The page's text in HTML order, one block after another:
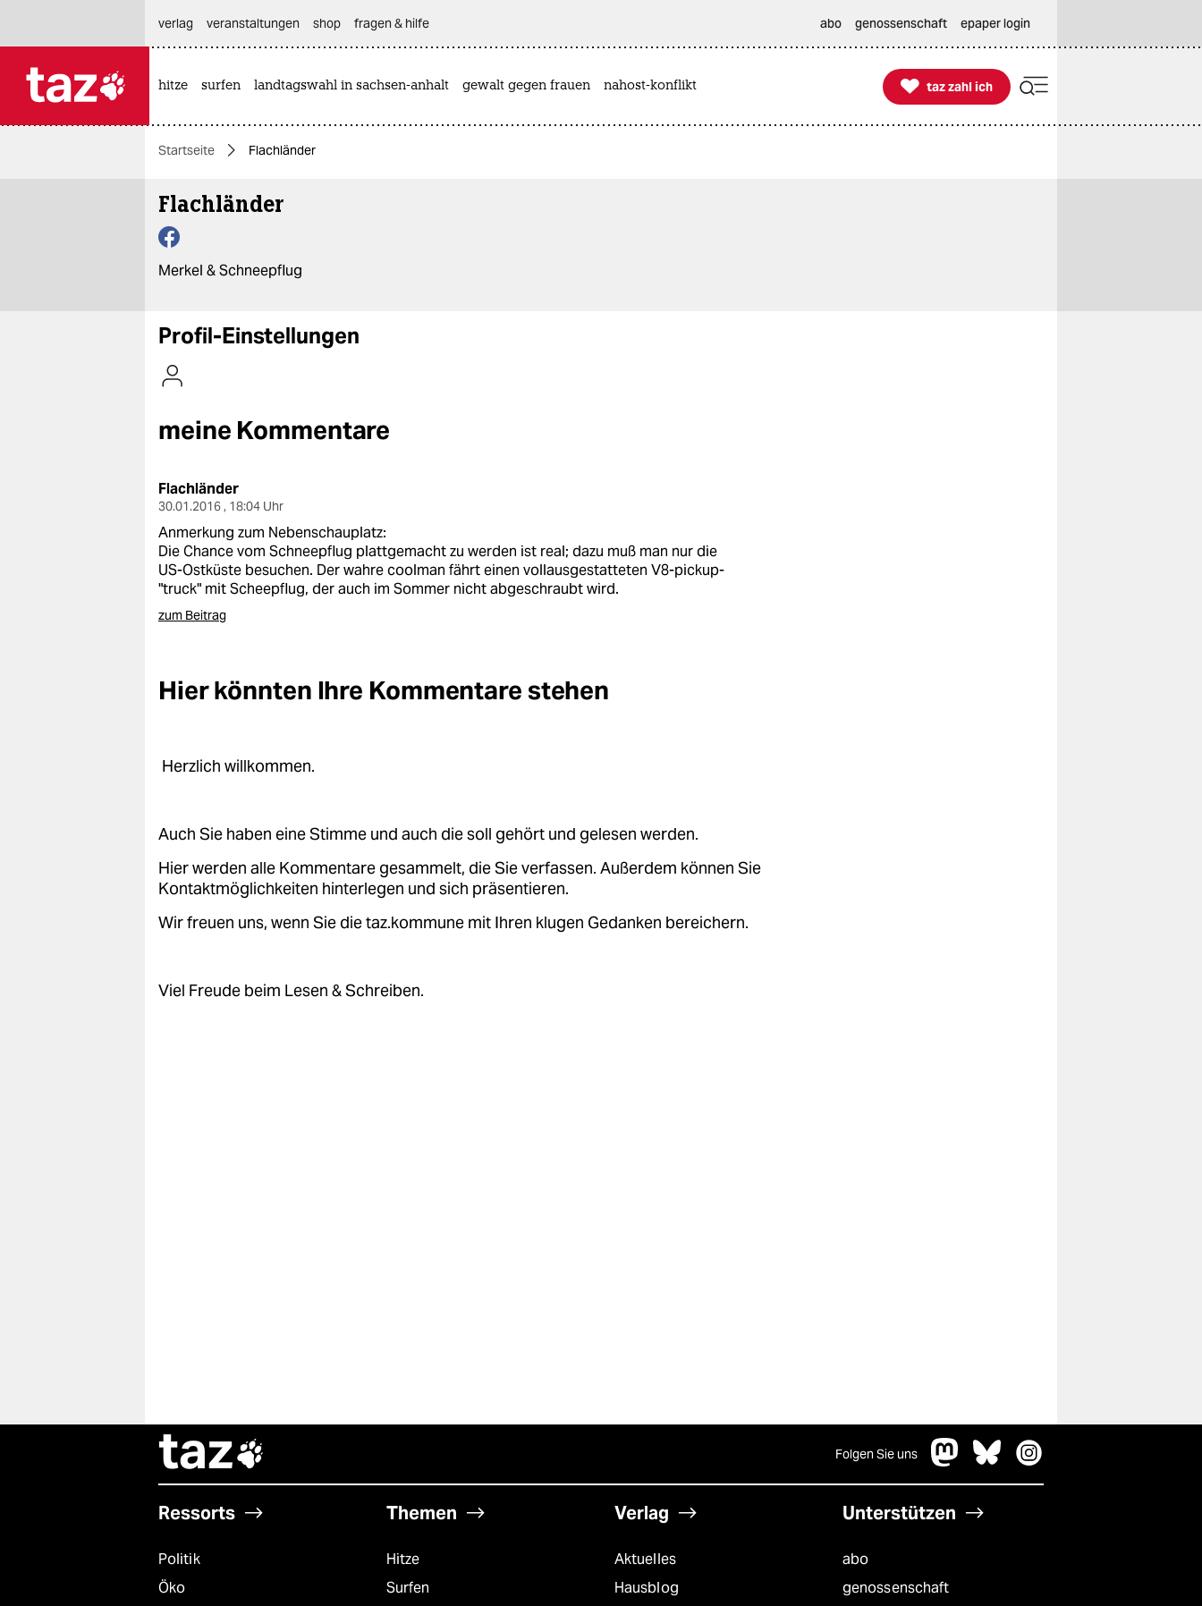
themen
politik
öko
gesellschaft
kultur
sport
nord
wahrheit
verlag
verlag
veranstaltungen
unterstützen
genossenschaft
verlag
veranstaltungen shop fragen & hilfe abo genossenschaft epaper login
hitze surfen landtagswahl in sachsen-anhalt gewalt gegen frauen nahost-konflikt 
taz zahl ich
taz zahl ich
Startseite Flachländer
Flachländer
Merkel & Schneepflug
Profil-Einstellungen
meine Kommentare
Flachländer
30.01.2016 , 18:04 Uhr
Anmerkung zum Nebenschauplatz:
Die Chance vom Schneepflug plattgemacht zu werden ist real; dazu muß man nur die
US-Ostküste besuchen. Der wahre coolman fährt einen vollausgestatteten V8-pickup-
"truck" mit Scheepflug, der auch im Sommer nicht abgeschraubt wird.
zum Beitrag
Hier könnten Ihre Kommentare stehen
Herzlich willkommen.
Auch Sie haben eine Stimme und auch die soll gehört und gelesen werden.
Hier werden alle Kommentare gesammelt, die Sie verfassen. Außerdem können Sie
Kontaktmöglichkeiten hinterlegen und sich präsentieren.
Wir freuen uns, wenn Sie die taz.kommune mit Ihren klugen Gedanken bereichern.
Viel Freude beim Lesen & Schreiben.
taz Folgen Sie uns
Ressorts
Politik
Öko
Themen
Hitze
Surfen
Verlag
Aktuelles
Hausblog
Unterstützen
abo
genossenschaft